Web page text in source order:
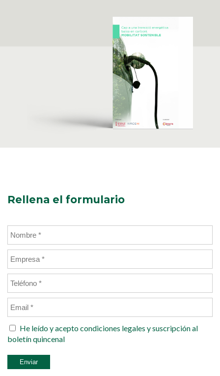
Rellena el formulario
He leído y aceptocondiciones legales y suscripción al
boletín quincenal